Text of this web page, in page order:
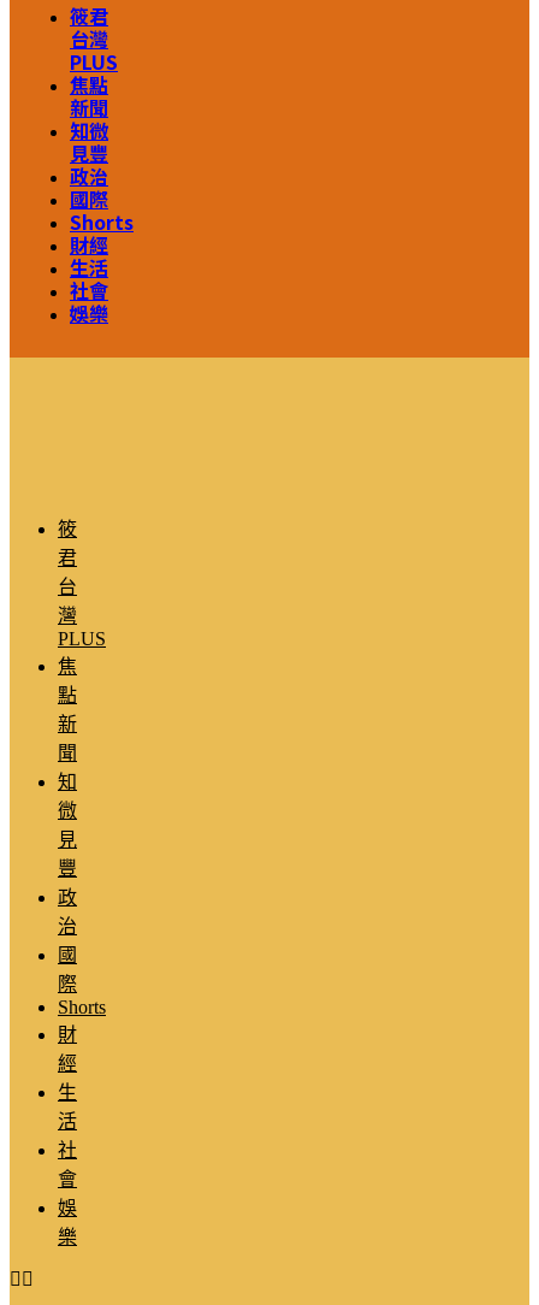
筱君
台灣
PLUS
焦點
新聞
知微
見豐
政治
國際
Shorts
財經
生活
社會
娛樂
筱
君
台
灣
PLUS
焦
點
新
聞
知
微
見
豐
政
治
國
際
Shorts
財
經
生
活
社
會
娛
樂